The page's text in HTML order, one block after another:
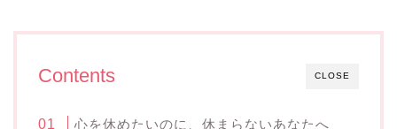
CLOSE
Contents
心を休めたいのに、休まらないあなたへ